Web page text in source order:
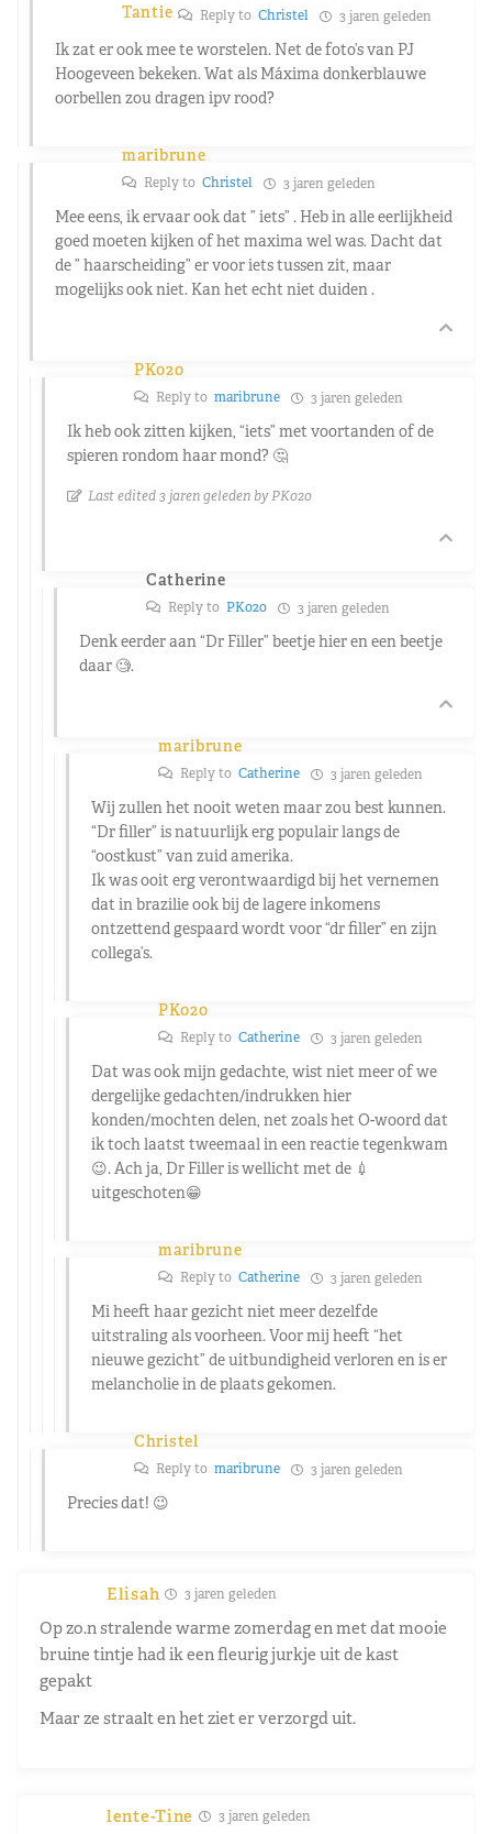
Tantie Reply toChristel 3 jaren geleden
Ik zat er ook mee te worstelen. Net de foto’s van PJ
Hoogeveen bekeken. Wat als Máxima donkerblauwe
oorbellen zou dragen ipv rood?
maribrune
Reply to Christel 3 jaren geleden
Mee eens, ik ervaar ook dat ” iets” . Heb in alle eerlijkheid
goed moeten kijken of het maxima wel was. Dacht dat
de ” haarscheiding” er voor iets tussen zit, maar
mogelijks ook niet. Kan het echt niet duiden .
PK020
Reply to maribrune 3 jaren geleden
Ik heb ook zitten kijken, “iets” met voortanden of de
spieren rondom haar mond? 🤔
Last edited 3 jaren geleden by PK020
Catherine
Reply to PK020 3 jaren geleden
Denk eerder aan “Dr Filler” beetje hier en een beetje
daar 🧐.
maribrune
Reply to Catherine 3 jaren geleden
Wij zullen het nooit weten maar zou best kunnen.
“Dr filler” is natuurlijk erg populair langs de
“oostkust” van zuid amerika.
Ik was ooit erg verontwaardigd bij het vernemen
dat in brazilie ook bij de lagere inkomens
ontzettend gespaard wordt voor “dr filler” en zijn
collega’s.
PK020
Reply to Catherine 3 jaren geleden
Dat was ook mijn gedachte, wist niet meer of we
dergelijke gedachten/indrukken hier
konden/mochten delen, net zoals het O-woord dat
ik toch laatst tweemaal in een reactie tegenkwam
😉. Ach ja, Dr Filler is wellicht met de 💉
uitgeschoten😁
maribrune
Reply to Catherine 3 jaren geleden
Mi heeft haar gezicht niet meer dezelfde
uitstraling als voorheen. Voor mij heeft “het
nieuwe gezicht” de uitbundigheid verloren en is er
melancholie in de plaats gekomen.
Christel
Reply to maribrune 3 jaren geleden
Precies dat! 😉
Elisah 3 jaren geleden
Op zo.n stralende warme zomerdag en met dat mooie
bruine tintje had ik een fleurig jurkje uit de kast
gepakt
Maar ze straalt en het ziet er verzorgd uit.
lente-Tine 3 jaren geleden